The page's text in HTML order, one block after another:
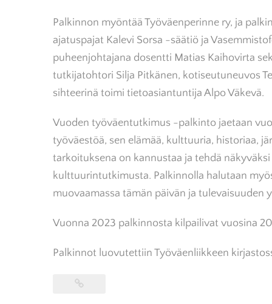
Palkinnon myöntää Työväenperinne ry, ja
ajatuspajat Kalevi Sorsa -säätiö ja
puheenjohtajana dosentti Matias Kaihovirta
tutkijatohtori Silja Pitkänen, kotiseutuneuvos
sihteerinä toimi tietoasiantuntija Alpo Väkevä.
Vuoden työväentutkimus -palkinto jaetaan
työväestöä, sen elämää, kulttuuria, historiaa,
tarkoituksena on kannustaa ja tehdä
kulttuurintutkimusta. Palkinnolla halutaan
muovaamassa tämän päivän ja tulevaisuuden
Vuonna 2023 palkinnosta kilpailivat vuosina
Palkinnot luovutettiin Työväenliikkeen